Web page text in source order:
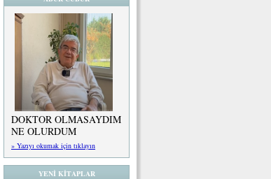
DOKTOR OLMASAYDIM
NE OLURDUM
» Yazıyı okumak için tıklayın
YENİ KİTAPLAR